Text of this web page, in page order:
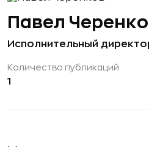
Павел
Исполнительный
Количество публикаций
1